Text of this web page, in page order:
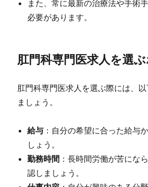
また、常に最新の治療法や手術
必要があります。
肛門科専門医求人を選
肛門科専門医求人を選ぶ際には、
ましょう。
給与 ：自分の希望に合った給与
しょう。
勤務時間 ：長時間労働が苦にな
認しましょう。